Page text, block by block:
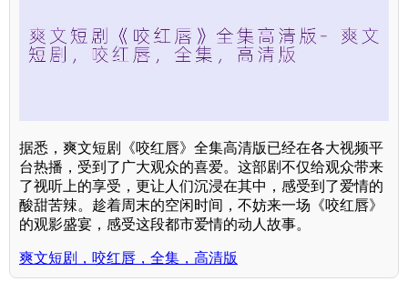
据悉，爽文短剧《咬红唇》全集高清版已经在各大视频平
台热播，受到了广大观众的喜爱。这部剧不仅给观众带来
了视听上的享受，更让人们沉浸在其中，感受到了爱情的
酸甜苦辣。趁着周末的空闲时间，不妨来一场《咬红唇》
的观影盛宴，感受这段都市爱情的动人故事。
爽文短剧，咬红唇，全集，高清版